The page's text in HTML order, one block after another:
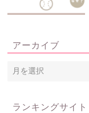
アーカイブ
ランキングサイト